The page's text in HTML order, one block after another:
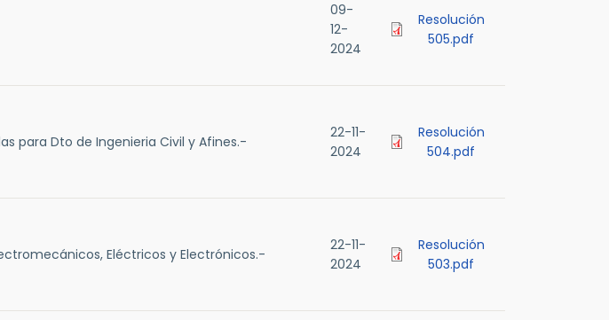
09-
12-
2024
Resolución
505.pdf
para Dto de Ingenieria Civil y Afines.-
22-11-
2024
Resolución
504.pdf
Eléctricos y Electrónicos.-
22-11-
2024
Resolución
503.pdf